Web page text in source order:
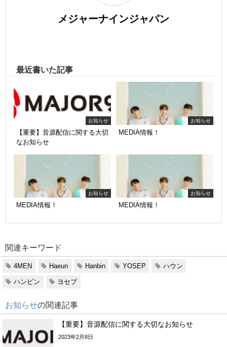
メジャーナインジャパン
最近書いた記事
お知らせ
【重要】音源配信に関する大切
なお知らせ
お知らせ
MEDIA情報！
お知らせ
MEDIA情報！
お知らせ
MEDIA情報！
関連キーワード
4MEN Haeun Hanbin YOSEP ハウン
ハンビン ヨセプ
お知らせの関連記事
【重要】音源配信に関する大切なお知らせ
2023年2月8日